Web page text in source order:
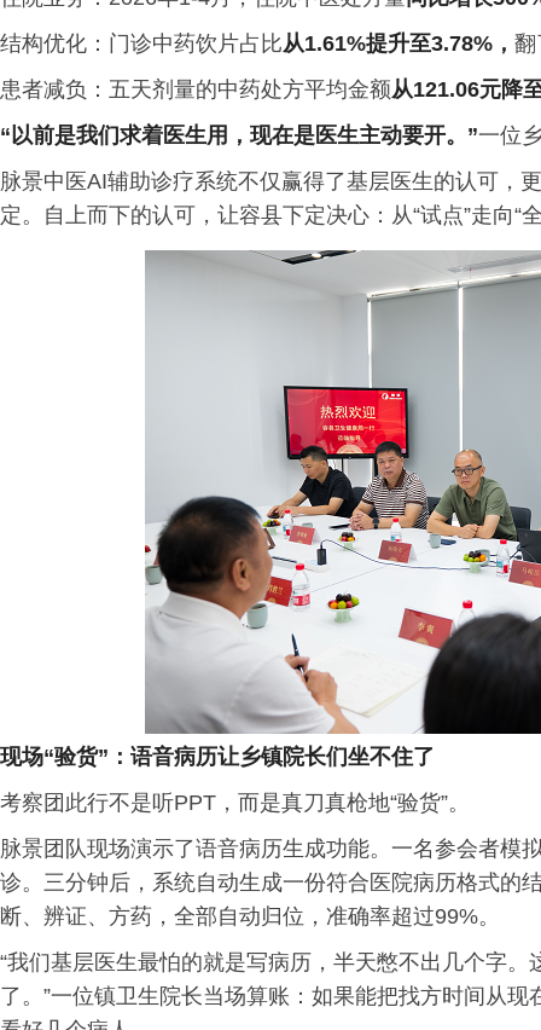
结构优化：门诊中药饮片占比从1.61%提升至3.78%， 翻
患者减负：五天剂量的中药处方平均金额从121.06元降
“以前是我们求着医生用，现在是医生主动要开。”一位
脉景中医AI辅助诊疗系统不仅赢得了基层医生的认可，
定。自上而下的认可，让容县下定决心：从“试点”走向“
现场“验货”：语音病历让乡镇院长们坐不住了
考察团此行不是听PPT，而是真刀真枪地“验货”。
脉景团队现场演示了语音病历生成功能。一名参会者模
诊。三分钟后，系统自动生成一份符合医院病历格式
断、辨证、方药，全部自动归位，准确率超过99%。
“我们基层医生最怕的就是写病历，半天憋不出几个字
了。”一位镇卫生院长当场算账：如果能把找方时间从